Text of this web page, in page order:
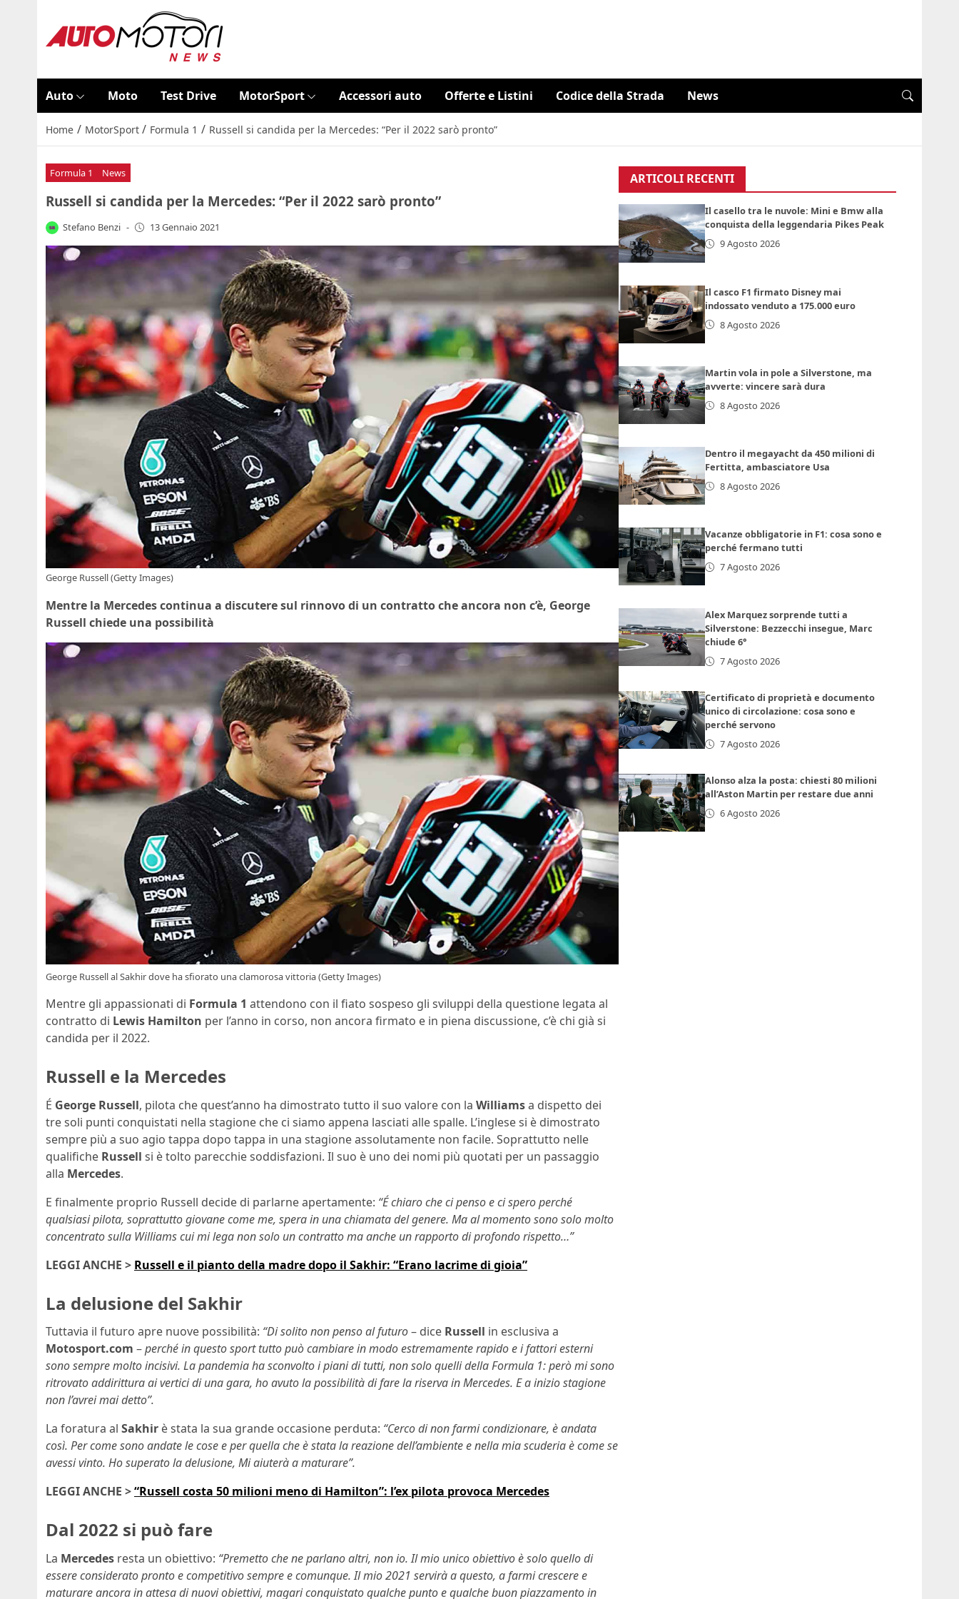
Auto Moto Test Drive MotorSport Accessori auto Offerte e Listini Codice della Strada News
Home / MotorSport / Formula 1 / Russell si candida per la Mercedes: “Per il 2022 sarò pronto”
Formula 1 News
Russell si candida per la Mercedes: “Per il 2022 sarò pronto”
Stefano Benzi - 13 Gennaio 2021
George Russell (Getty Images)
Mentre la Mercedes continua a discutere sul rinnovo di un contratto che ancora non c’è, George
Russell chiede una possibilità
George Russell al Sakhir dove ha sfiorato una clamorosa vittoria (Getty Images)
Mentre gli appassionati di Formula 1 attendono con il fiato sospeso gli sviluppi della questione legata al
contratto di Lewis Hamilton per l’anno in corso, non ancora firmato e in piena discussione, c’è chi già si
candida per il 2022.
Russell e la Mercedes
É George Russell, pilota che quest’anno ha dimostrato tutto il suo valore con la Williamsa dispetto dei
tre soli punti conquistati nella stagione che ci siamo appena lasciati alle spalle. L’inglese si è dimostrato
sempre più a suo agio tappa dopo tappa in una stagione assolutamente non facile. Soprattutto nelle
qualifiche Russell si è tolto parecchie soddisfazioni. Il suo è uno dei nomi più quotati per un passaggio
alla Mercedes.
E finalmente proprio Russell decide di parlarne apertamente: “É chiaro che ci penso e ci spero perché
qualsiasi pilota, soprattutto giovane come me, spera in una chiamata del genere. Ma al momento sono solo molto
concentrato sulla Williams cui mi lega non solo un contratto ma anche un rapporto di profondo rispetto…”
LEGGI ANCHE > Russell e il pianto della madre dopo il Sakhir: “Erano lacrime di gioia”
La delusione del Sakhir
Tuttavia il futuro apre nuove possibilità: “Di solito non penso al futuro– dice Russell in esclusiva a
Motosport.com –perché in questo sport tutto può cambiare in modo estremamente rapido e i fattori esterni
sono sempre molto incisivi. La pandemia ha sconvolto i piani di tutti, non solo quelli della Formula 1: però mi sono
ritrovato addirittura ai vertici di una gara, ho avuto la possibilità di fare la riserva in Mercedes. E a inizio stagione
non l’avrei mai detto”.
La foratura al Sakhir è stata la sua grande occasione perduta: “Cerco di non farmi condizionare, è andata
così. Per come sono andate le cose e per quella che è stata la reazione dell’ambiente e nella mia scuderia è come se
avessi vinto. Ho superato la delusione, Mi aiuterà a maturare”.
LEGGI ANCHE >“Russell costa 50 milioni meno di Hamilton”: l’ex pilota provoca Mercedes
Dal 2022 si può fare
La Mercedes resta un obiettivo: “Premetto che ne parlano altri, non io. Il mio unico obiettivo è solo quello di
essere considerato pronto e competitivo sempre e comunque. Il mio 2021 servirà a questo, a farmi crescere e
maturare ancora in attesa di nuovi obiettivi, magari conquistato qualche punto e qualche buon piazzamento in
ARTICOLI RECENTI
Il casello tra le nuvole: Mini e Bmw alla
conquista della leggendaria Pikes Peak
9 Agosto 2026
Il casco F1 firmato Disney mai
indossato venduto a 175.000 euro
8 Agosto 2026
Martin vola in pole a Silverstone, ma
avverte: vincere sarà dura
8 Agosto 2026
Dentro il megayacht da 450 milioni di
Fertitta, ambasciatore Usa
8 Agosto 2026
Vacanze obbligatorie in F1: cosa sono e
perché fermano tutti
7 Agosto 2026
Alex Marquez sorprende tutti a
Silverstone: Bezzecchi insegue, Marc
chiude 6°
7 Agosto 2026
Certificato di proprietà e documento
unico di circolazione: cosa sono e
perché servono
7 Agosto 2026
Alonso alza la posta: chiesti 80 milioni
all’Aston Martin per restare due anni
6 Agosto 2026